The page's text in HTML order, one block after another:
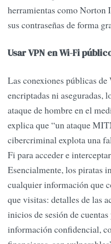
herramientas como Norton
sus contraseñas de forma
Usar VPN en Wi-Fi
Las conexiones públicas
encriptadas ni aseguradas,
ataque de hombre en el
explica que “un ataque
cibercriminal explota una
Fi para acceder e
Esencialmente, los piratas
cualquier información que
que visitas: detalles de las
inicios de sesión de
información confidencial,